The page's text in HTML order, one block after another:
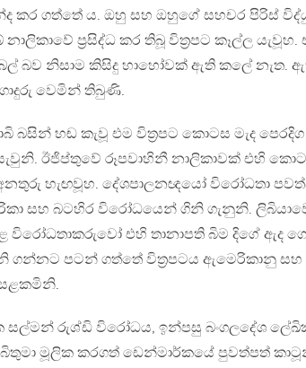
කර ගත්තේ ය. ඔහු සහ ඔහුගේ සහචර පිරිස්
ප‍්‍රසිද්ධ කර තිබූ විත‍්‍රපට කෑල්ල යැවූහ.
බව නිසාම කිසිදු හාහෝවක් ඇති කලේ නැත.
වෙමින් තිබුණි.
බසින් හඬ කැවූ එම විත‍්‍රපට කොටස මැද
ඊජිප්තුවේ රූපවාහිනී නාලිකාවක් එහි
හැඟවූහ. දේශපාලනඥයෝ විරෝධතා
සහ බටහිර විරෝධයෙන් ගිනි ගැනුනි.
විරෝධතාකරුවෝ එහි තානාපති බිම දිගේ ඇද
පටන් ගත්තේ විත‍්‍රපටය ඇමෙරිකානු සහ
සල්මන් රුශ්ඩි විරෝධය, ඉන්පසු බංගලදේශ
මූලික කරගත් ඩෙන්මාර්කයේ පුවත්පත්